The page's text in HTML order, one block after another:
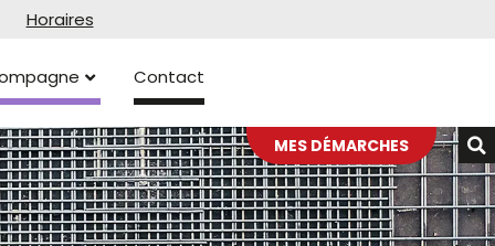
Horaires
Contact
MES DÉMARCHES